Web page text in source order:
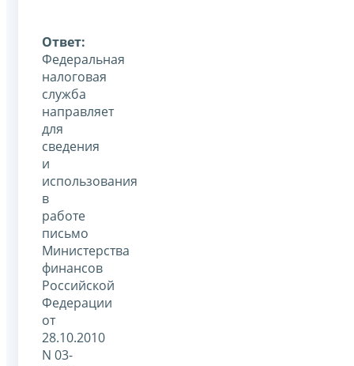
Ответ:
Федеральная
налоговая
служба
направляет
для
сведения
и
использования
в
работе
письмо
Министерства
финансов
Российской
Федерации
от
28.10.2010
N 03-